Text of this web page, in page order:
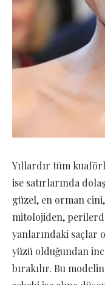
Yıllardır tüm
ise satırlarında
güzel, en orman
mitolojiden,
yanlarındaki saçlar
yüzü olduğundan
bırakılır. Bu